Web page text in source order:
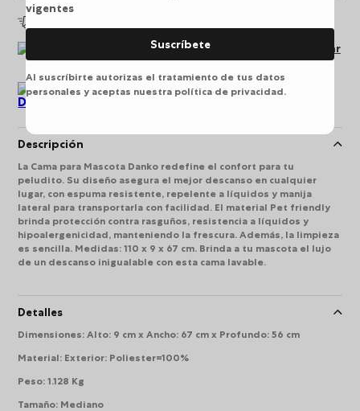
Pago seguro puede pagar
en línea
Devoluciones
Descripción
La Cama para Mascota Danko redefine el confort para tu
peludito. Su diseño asegura el mejor descanso en cualquier
lugar, con espuma resistente, repelente a líquidos y manija
lateral para transportarla con facilidad. El material Pet friendly
brinda protección contra rasguños, resistencia a líquidos y
hipoalergenicidad, manteniendo la frescura. Además, la limpieza
es sencilla. Medidas: 110 x 9 x 67 cm. Brinda a tu mascota el lujo
de un descanso inigualable con esta cama lavable.
Detalles
Dimensiones:Alto: 9 cm x Ancho: 67 cm x Profundo: 56 cm
Material: Exterior: Poliester=100%
Peso:1.128 Kg
Tamaño: Mediano
vigentes
Suscríbete
Al suscríbirte autorizas el tratamiento de tus datos
personales y aceptas nuestra política de privacidad.